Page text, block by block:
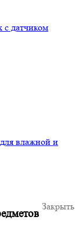
датчиком
влажной и
Закрыть